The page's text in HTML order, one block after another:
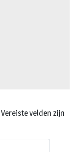
Vereiste velden zijn